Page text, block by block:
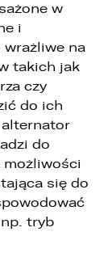
w
i
na
takich jak
czy
do ich
alternator
do
możliwości
się do
np. tryb